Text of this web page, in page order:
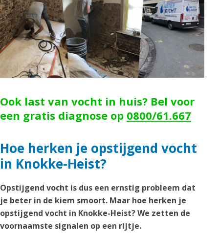
Ook last van vocht in huis? Bel voor
een gratis diagnose op 0800/61.667
Hoe herken je opstijgend vocht
in Knokke-Heist?
Opstijgend vocht is dus een ernstig probleem dat
je beter in de kiem smoort. Maar hoe herken je
opstijgend vocht in Knokke-Heist? We zetten de
voornaamste signalen op een rijtje.